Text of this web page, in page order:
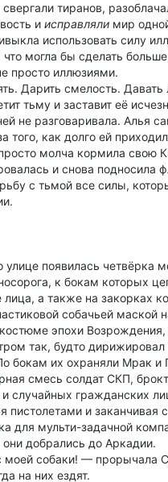
тиранов,
и исправляли мир
использовать силу
что могла бы сделать
просто иллюзиями.
Дарить смелость. Давать
тьму и заставит её
не разговаривала. Алья
того, как долго ей
молча кормила свою
и снова подносила
с тьмой все силы,
появилась четвёрка
к бокам которых
лица, а также на закорках
собачьей маской
эпохи
так, будто дирижировал
бокам их охраняли Мрак и
смесь солдат СКП,
и случайных гражданских
пистолетами и заканчивая
для мульти-задачной
они добрались до Аркадии.
собаки! — прорычала
на них ездят.